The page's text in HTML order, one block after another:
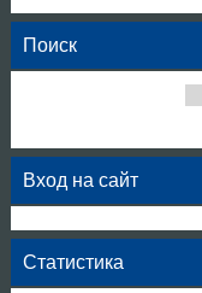
Поиск
Вход на сайт
Статистика